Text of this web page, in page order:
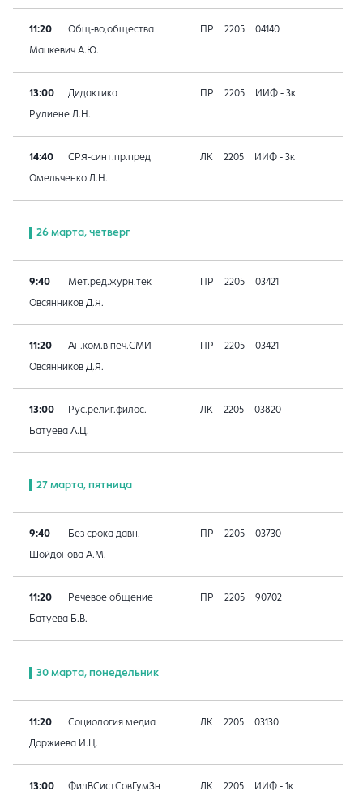
11:20 Общ-во,общества ПР 2205 04140
Мацкевич А.Ю.
13:00 Дидактика ПР 2205 ИИФ - 3к
Рулиене Л.Н.
14:40 СРЯ-синт.пр.пред ЛК 2205 ИИФ - 3к
Омельченко Л.Н.
26 марта, четверг
9:40 Мет.ред.журн.тек ПР 2205 03421
Овсянников Д.Я.
11:20 Ан.ком.в печ.СМИ ПР 2205 03421
Овсянников Д.Я.
13:00 Рус.религ.филос. ЛК 2205 03820
Батуева А.Ц.
27 марта, пятница
9:40 Без срока давн. ПР 2205 03730
Шойдонова А.М.
11:20 Речевое общение ПР 2205 90702
Батуева Б.В.
30 марта, понедельник
11:20 Социология медиа ЛК 2205 03130
Доржиева И.Ц.
13:00 ФилВСистСовГумЗн ЛК 2205 ИИФ - 1к